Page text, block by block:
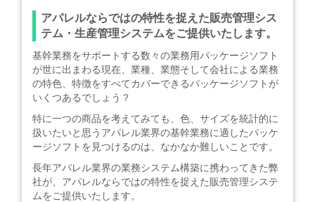
アパレルならではの特性を捉えた販売管理シス
テム・生産管理システムをご提供いたします。
基幹業務をサポートする数々の業務用パッケージソフト
が世に出まわる現在、業種、業態そして会社による業務
の特色、特徴をすべてカバーできるパッケージソフトが
いくつあるでしょう？
特に一つの商品を考えてみても、色、サイズを統計的に
扱いたいと思うアパレル業界の基幹業務に適したパッケ
ージソフトを見つけるのは、なかなか難しいことです。
長年アパレル業界の業務システム構築に携わってきた弊
社が、アパレルならではの特性を捉えた販売管理システ
ムをご提供いたします。